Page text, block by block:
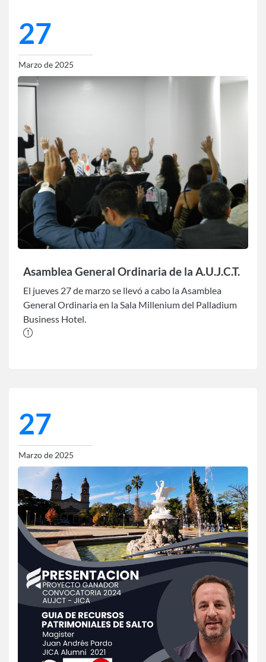
27
Marzo de 2025
Asamblea General Ordinaria de la A.U.J.C.T.
El jueves 27 de marzo se llevó a cabo la Asamblea
General Ordinaria en la Sala Millenium del Palladium
Business Hotel.
27
Marzo de 2025